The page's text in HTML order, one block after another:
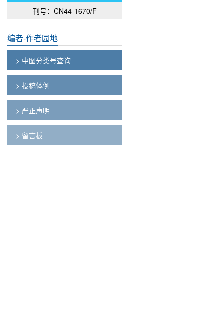
刊号：CN44-1670/F
编者-作者园地
> 中图分类号查询
> 投稿体例
> 严正声明
> 留言板